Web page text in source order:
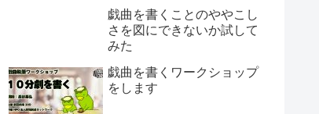
戯曲を書くことのややこし
さを図にできないか試して
みた
戯曲を書くワークショップ
をします